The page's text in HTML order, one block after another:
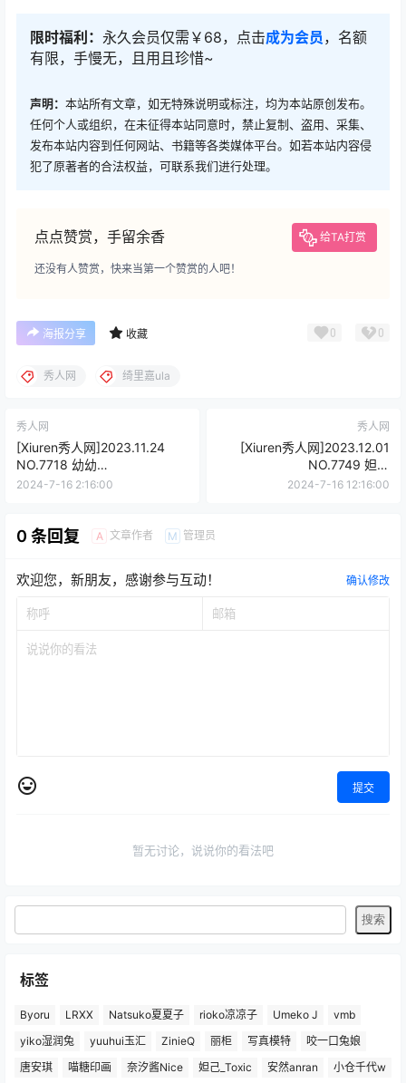
限时福利： 永久会员仅需￥68，点击成为会员 ，名额
有限，手慢无，且用且珍惜~
声明： 本站所有文章，如无特殊说明或标注，均为本站原创发布。
任何个人或组织，在未征得本站同意时，禁止复制、盗用、采集、
发布本站内容到任何网站、书籍等各类媒体平台。如若本站内容侵
犯了原著者的合法权益，可联系我们进行处理。
点点赞赏，手留余香 给TA打赏
还没有人赞赏，快来当第一个赞赏的人吧！
海报分享 收藏 0 0
秀人网 绮里嘉ula
秀人网
[Xiuren秀人网]2023.11.24
NO.7718 幼幼
[80+1P/665MB]
2024-7-16 2:16:00
秀人网
[Xiuren秀人网]2023.12.01
NO.7749 妲己
_Toxic[70+1P/560MB]
2024-7-16 12:16:00
0 条回复 A 文章作者 M 管理员
欢迎您，新朋友，感谢参与互动！ 确认修改
提交
暂无讨论，说说你的看法吧
标签
Byoru LRXX Natsuko夏夏子 rioko凉凉子 Umeko J
vmb
yiko湿润兔
yuuhui玉汇 ZinieQ 丽柜 写真模特
咬一口兔娘
唐安琪
喵糖印画 奈汐酱Nice 妲己_Toxic 安然anran 小仓千代w